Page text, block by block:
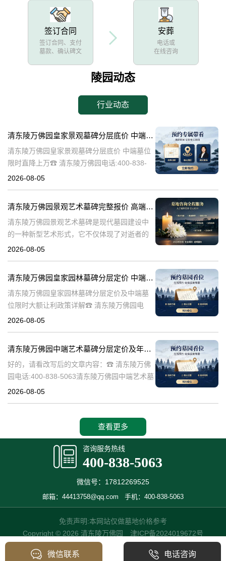
签订合同
签订合同、支付
墓款、确认碑文
安葬
电话或
在线咨询
陵园动态
行业动态
清东陵万佛园皇家景观墓碑分层底价 中端墓位限时直降上万
清东陵万佛园皇家景观墓碑分层底价 中端墓位
限时直降上万☎ 清东陵万佛园电话:400-838-
5063清东陵万佛园，作为中国历史上著名的皇
2026-08-05
清东陵万佛园景观艺术墓碑完整报价 高端墓型大额直降活动详解
清东陵万佛园景观艺术墓碑是现代墓园建设中
的一种新型艺术形式，它不仅体现了对逝者的
尊重和缅怀，更是一种文化艺术的传承。本文
2026-08-05
清东陵万佛园皇家园林墓碑分层定价 中端墓位限时大额让利政策详解
清东陵万佛园皇家园林墓碑分层定价及中端墓
位限时大额让利政策详解☎ 清东陵万佛园电
话:400-838-5063清东陵万佛园，作为中国历史
2026-08-05
清东陵万佛园中端艺术墓碑分层定价及年度代祭服务限时赠送详解与选购指南
好的，请看改写后的文章内容：☎ 清东陵万佛
园电话:400-838-5063清东陵万佛园中端艺术墓
碑：分层定价与年度代祭服务详解及选购指南
2026-08-05
查看更多
咨询服务热线
400-838-5063
微信号：17812269525
邮箱：44413758@qq.com 手机：400-838-5063
免责声明:本网站仅做墓地价格参考
Copyright © 2026 清东陵万佛园 津ICP备2024019672号
微信联系 电话咨询